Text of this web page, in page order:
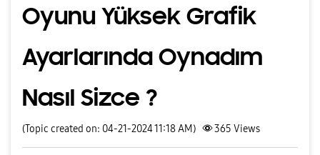
Oyunu Yüksek Grafik
Ayarlarında Oynadım
Nasıl Sizce ?
(Topic created on: 04-21-2024 11:18 AM) 365 Views